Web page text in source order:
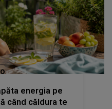
energia pe
când căldura te